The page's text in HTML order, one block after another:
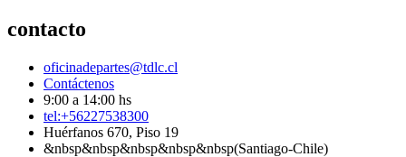
contacto
oficinadepartes@tdlc.cl
Contáctenos
9:00 a 14:00 hs
tel:+56227538300
Huérfanos 670, Piso 19
&nbsp&nbsp&nbsp&nbsp&nbsp(Santiago-Chile)